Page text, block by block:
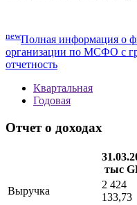
newПолная информация о
организации по МСФО с
отчетность
Квартальная
Годовая
Отчет о доходах
тыс
Выручка
2 424
133,73